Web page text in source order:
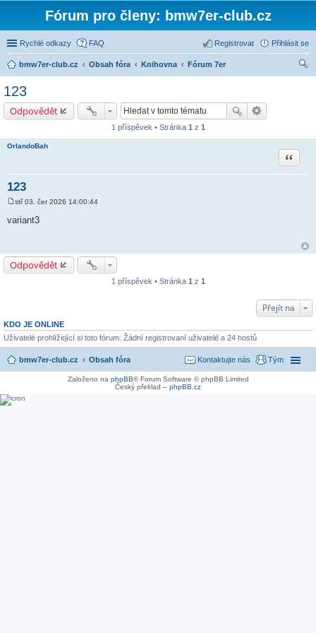
Fórum pro členy: bmw7er-club.cz
Rychlé odkazy FAQ Přihlásit se
Registrovat
bmw7er-club.cz Obsah fóra Knihovna
Fórum 7er
123
Odpovědět
1 příspěvek • Stránka 1 z 1
OrlandoBah
123
Citace
í
v
e
k
stř 03. čer 2026 14:00:44
variant3
Odpovědět
1 příspěvek • Stránka 1 z 1
Přejít na
KDO JE ONLINE
Uživatelé prohlížející si toto fórum: Žádní registrovaní uživatelé a 24 hostů
bmw7er-club.cz Obsah fóra Tým
Kontaktujte nás
Založeno na phpBB® Forum Software © phpBB Limited
Český překlad – phpBB.cz